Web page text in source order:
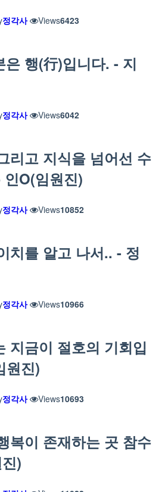
정각사 Views6423
은 행(行)입니다. - 지
정각사 Views6042
리고 지식을 넘어선 수
O(임원진)
정각사 Views10852
치를 알고 나서.. - 정
정각사 Views10966
지금이 절호의 기회입
원진)
정각사 Views10693
복이 존재하는 곳 참수
)